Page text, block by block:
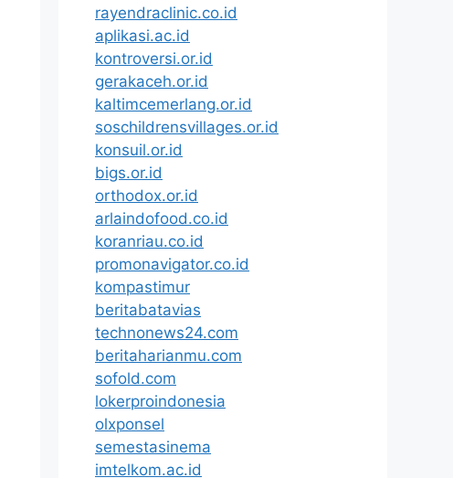
rayendraclinic.co.id
aplikasi.ac.id
kontroversi.or.id
gerakaceh.or.id
kaltimcemerlang.or.id
soschildrensvillages.or.id
konsuil.or.id
bigs.or.id
orthodox.or.id
arlaindofood.co.id
koranriau.co.id
promonavigator.co.id
kompastimur
beritabatavias
technonews24.com
beritaharianmu.com
sofold.com
lokerproindonesia
olxponsel
semestasinema
imtelkom.ac.id